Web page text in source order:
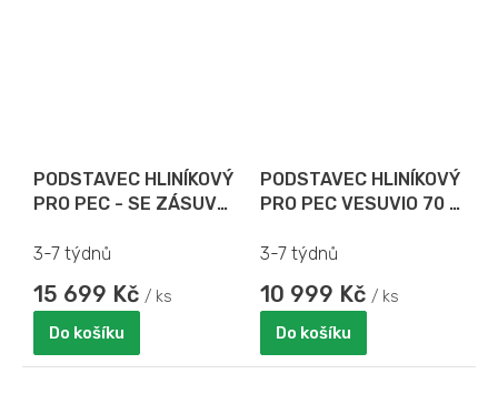
PODSTAVEC HLINÍKOVÝ
PRO PEC - SE ZÁSUVY
VESUVIO 85 x 70
3-7 týdnů
15 699 Kč / ks
Do košíku
PODSTAVEC HLINÍKOVÝ
PRO PEC VESUVIO 70 x
3-7 týdnů
10 999 Kč / ks
Do košíku